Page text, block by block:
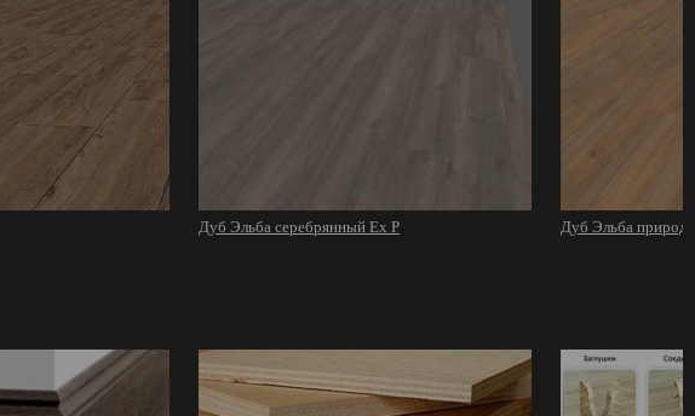
Дуб Эльба серебрянный Ex P Дуб Эльба